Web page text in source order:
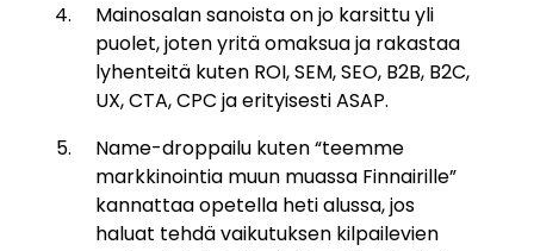
Mainosalan sanoista on jo karsittu yli
puolet, joten yritä omaksua ja rakastaa
lyhenteitä kuten ROI, SEM, SEO, B2B, B2C,
UX, CTA, CPC ja erityisesti ASAP.
Name-droppailu kuten “teemme
markkinointia muun muassa Finnairille”
kannattaa opetella heti alussa, jos
haluat tehdä vaikutuksen kilpailevien